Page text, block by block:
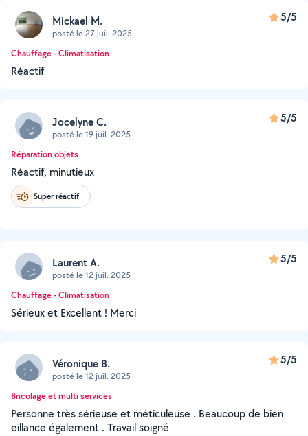
Mickael M.
posté le 27 juil. 2025
5/5
Chauffage - Climatisation
Réactif
Jocelyne C.
posté le 19 juil. 2025
5/5
Réparation objets
Réactif, minutieux
Super réactif
Laurent A.
posté le 12 juil. 2025
5/5
Chauffage - Climatisation
Sérieux et Excellent ! Merci
Véronique B.
posté le 12 juil. 2025
5/5
Bricolage et multi services
Personne très sérieuse et méticuleuse . Beaucoup de bien
eillance également . Travail soigné